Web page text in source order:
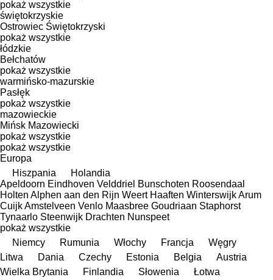
pokaż wszystkie
świętokrzyskie
Ostrowiec Świętokrzyski
pokaż wszystkie
łódzkie
Bełchatów
pokaż wszystkie
warmińsko-mazurskie
Pasłęk
pokaż wszystkie
mazowieckie
Mińsk Mazowiecki
pokaż wszystkie
pokaż wszystkie
Europa
Hiszpania
Holandia
Apeldoorn Eindhoven Velddriel Bunschoten Roosendaal
Holten Alphen aan den Rijn Weert Haaften WinterswijkArum
CuijkAmstelveen Venlo Maasbree Goudriaan Staphorst
Tynaarlo Steenwijk Drachten Nunspeet
pokaż wszystkie
Niemcy
Rumunia Włochy Francja
Węgry
Litwa
Dania Czechy Estonia Belgia
Austria
Wielka Brytania
Finlandia Słowenia
Łotwa